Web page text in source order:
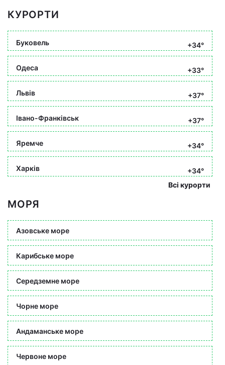
КУРОРТИ
Буковель +34°
Одеса +33°
Львів +37°
Івано-Франківськ +37°
Яремче +34°
Харків
+34°
Всі курорти
МОРЯ
Азовське море
Карибське море
Середземне море
Чорне море
Андаманське море
Червоне море